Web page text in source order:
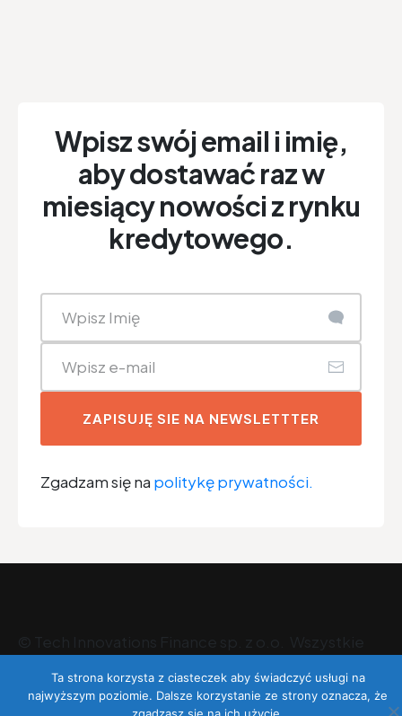
Wpisz swój email i imię,
aby dostawać raz w
miesiący nowości z rynku
kredytowego.
ZAPISUJĘ SIE NA NEWSLETTTER
Zgadzam się na politykę prywatności.
Ta strona korzysta z ciasteczek aby świadczyć usługi na
najwyższym poziomie. Dalsze korzystanie ze strony oznacza, że